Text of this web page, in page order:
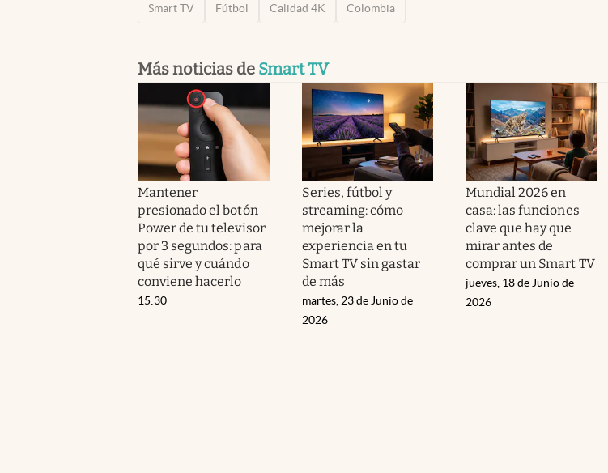
Smart TV Fútbol Calidad 4K Colombia
Más noticias de Smart TV
Mantener
presionado el botón
Power de tu televisor
por 3 segundos: para
qué sirve y cuándo
conviene hacerlo
15:30
Series, fútbol y
streaming: cómo
mejorar la
experiencia en tu
Smart TV sin gastar
de más
martes, 23 de Junio de
2026
Mundial 2026 en
casa: las funciones
clave que hay que
mirar antes de
comprar un Smart TV
jueves, 18 de Junio de
2026